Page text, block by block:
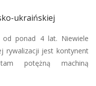
ukraińskiej
od ponad 4 lat. Niewiele
rywalizacji jest kontynent
potężną machiną